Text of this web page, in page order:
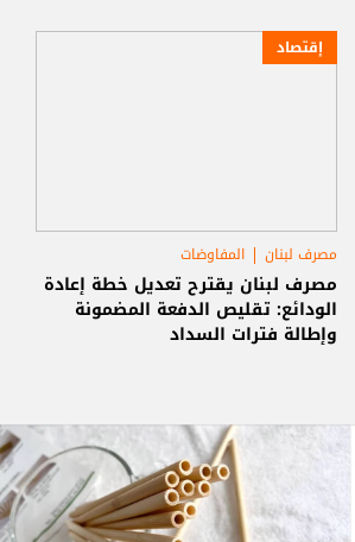
إقتصاد
مصرف لبنان
المفاوضات
صندوق النقد الدولي
مصرف لبنان يقترح تعديل خطة إعادة
الودائع: تقليص الدفعة المضمونة
وإطالة فترات السداد